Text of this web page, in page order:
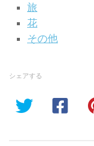
旅
花
その他
シェアする